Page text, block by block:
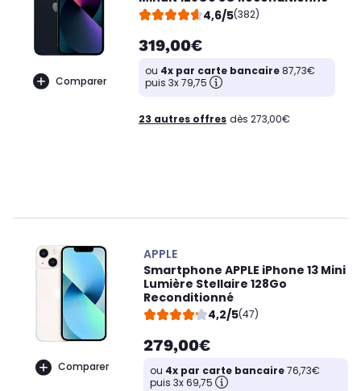
Comparer
4,6/5(382)
319,00€
ou 4x par carte bancaire87,73€
puis 3x 79,75
23 autres offres dès 273,00€
Comparer
APPLE
Smartphone APPLE iPhone 13 Mini
Lumière Stellaire 128Go
Reconditionné
4,2/5(47)
279,00€
ou 4x par carte bancaire76,73€
puis 3x 69,75